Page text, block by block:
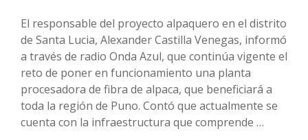
El responsable del proyecto alpaquero en el distrito
de Santa Lucia, Alexander Castilla Venegas, informó
a través de radio Onda Azul, que continúa vigente el
reto de poner en funcionamiento una planta
procesadora de fibra de alpaca, que beneficiará a
toda la región de Puno. Contó que actualmente se
cuenta con la infraestructura que comprende …